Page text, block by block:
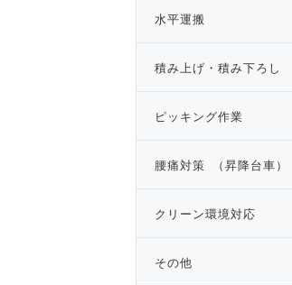
水平運搬
積み上げ・積み下ろし
ピッキング作業
腰痛対策 （昇降台車）
クリーン環境対応
その他